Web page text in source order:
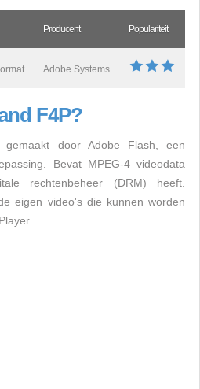
Producent Populariteit
Adobe Systems
F4P?
gemaakt door Adobe Flash, een
Bevat MPEG-4 videodata
rechtenbeheer (DRM) heeft.
eigen video's die kunnen worden